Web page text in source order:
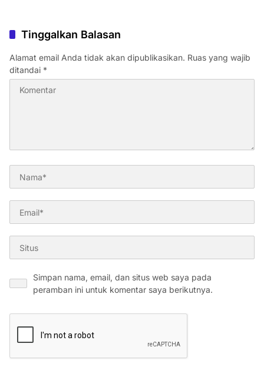
Tinggalkan Balasan
Alamat email Anda tidak akan dipublikasikan. Ruas yang wajib
ditandai *
Simpan nama, email, dan situs web saya pada
peramban ini untuk komentar saya berikutnya.